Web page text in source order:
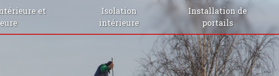
et
Isolation
intérieure
Installation de
portails